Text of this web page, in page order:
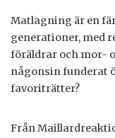
Matlagning är en
generationer, med
föräldrar och mor-
någonsin funderat
favoriträtter?
Från